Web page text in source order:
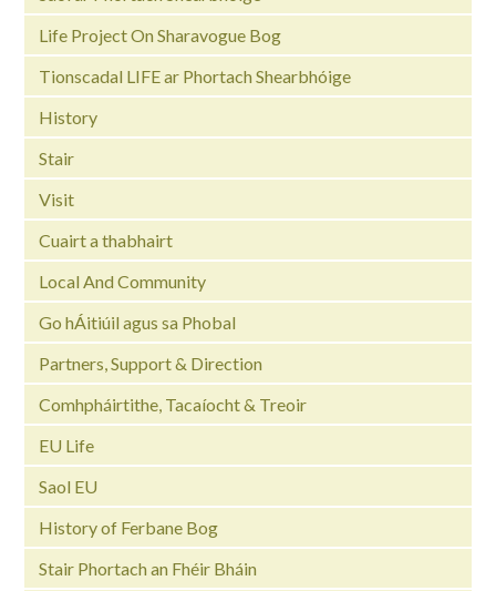
Life Project On Sharavogue Bog
Tionscadal LIFE ar Phortach Shearbhóige
History
Stair
Visit
Cuairt a thabhairt
Local And Community
Go hÁitiúil agus sa Phobal
Partners, Support & Direction
Comhpháirtithe, Tacaíocht & Treoir
EU Life
Saol EU
History of Ferbane Bog
Stair Phortach an Fhéir Bháin